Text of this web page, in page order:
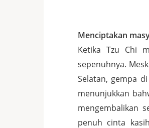
Menciptakan
Ketika Tzu Chi
sepenuhnya.
Selatan, gempa
menunjukkan
mengembalikan
penuh cinta